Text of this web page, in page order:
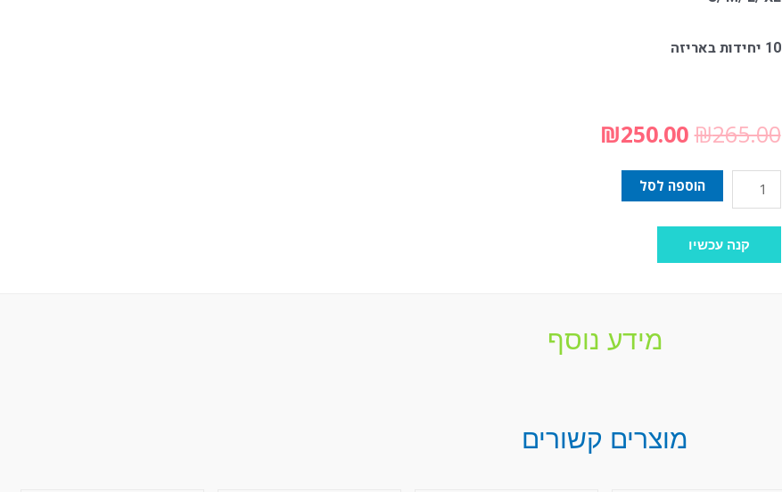
10 יחידות באריזה
₪265.00
₪250.00
הוספה לסל
קנה עכשיו
מידע נוסף
מוצרים קשורים